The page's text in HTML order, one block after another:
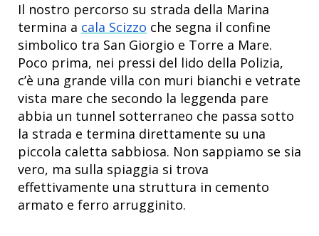
Il nostro percorso su strada della Marina
termina a cala Scizzo che segna il confine
simbolico tra San Giorgio e Torre a Mare.
Poco prima, nei pressi del lido della Polizia,
c’è una grande villa con muri bianchi e vetrate
vista mare che secondo la leggenda pare
abbia un tunnel sotterraneo che passa sotto
la strada e termina direttamente su una
piccola caletta sabbiosa. Non sappiamo se sia
vero, ma sulla spiaggia si trova
effettivamente una struttura in cemento
armato e ferro arrugginito.